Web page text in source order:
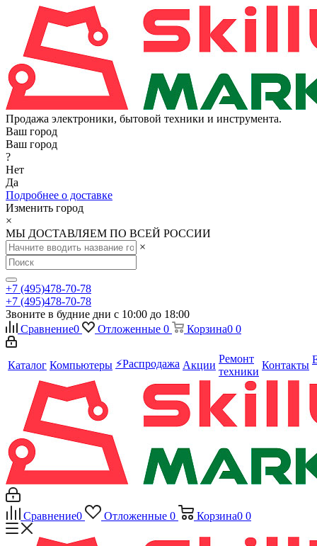
Продажа электроники, бытовой техники и инструмента.
Ваш город
Ваш город
?
Нет
Да
Подробнее о доставке
Изменить город
×
МЫ ДОСТАВЛЯЕМ ПО ВСЕЙ РОССИИ
×
+7 (495)478-70-78
+7 (495)478-70-78
Звоните в будние дни с 10:00 до 18:00
Сравнение0 Отложенные 0 Корзина0 0
Каталог Компьютеры ⚡️Распродажа Акции
Ремонт
техники
Контакты
Сравнение0 Отложенные 0 Корзина0 0